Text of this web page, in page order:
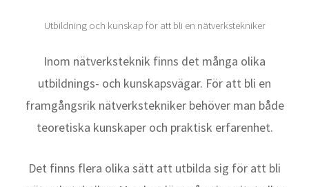
Utbildning och kunskap för att bli en nätverkstekniker
Inom nätverksteknik finns det många olika
utbildnings- och kunskapsvägar. För att bli en
framgångsrik nätverkstekniker behöver man både
teoretiska kunskaper och praktisk erfarenhet.
Det finns flera olika sätt att utbilda sig för att bli